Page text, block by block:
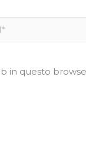
in questo